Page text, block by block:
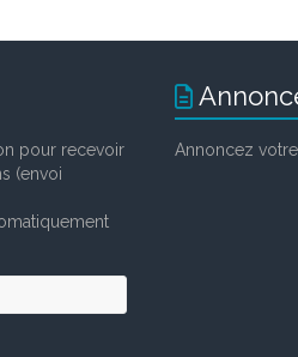
pour recevoir
(envoi
Annoncez